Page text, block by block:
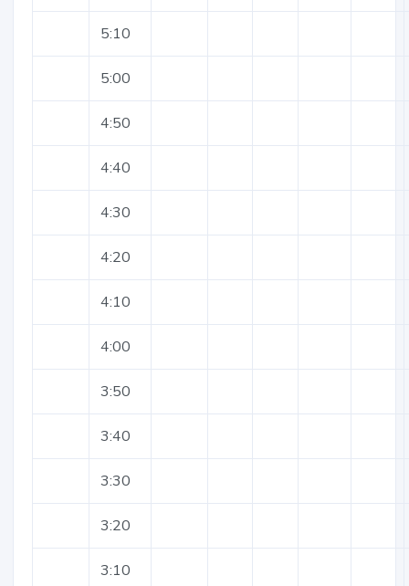
5:10
5:00
4:50
4:40
4:30
4:20
4:10
4:00
3:50
3:40
3:30
3:20
3:10